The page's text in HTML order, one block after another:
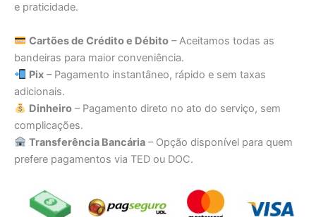
e praticidade.
Cartões de Crédito e Débito– Aceitamos todas as
bandeiras para maior conveniência.
Pix– Pagamento instantâneo, rápido e sem taxas
adicionais.
Dinheiro– Pagamento direto no ato do serviço, sem
complicações.
Transferência Bancária– Opção disponível para quem
prefere pagamentos via TED ou DOC.